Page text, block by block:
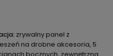
zrywalny panel z
na drobne akcesoria, 5